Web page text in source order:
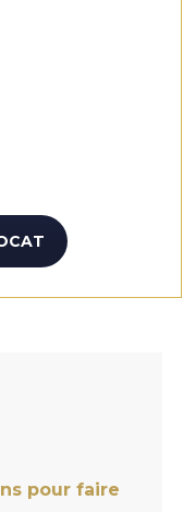
pour faire